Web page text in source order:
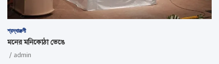
শ্রদ্ধাঞ্জলী
মনের মনিকোঠা ভেঙে
admin